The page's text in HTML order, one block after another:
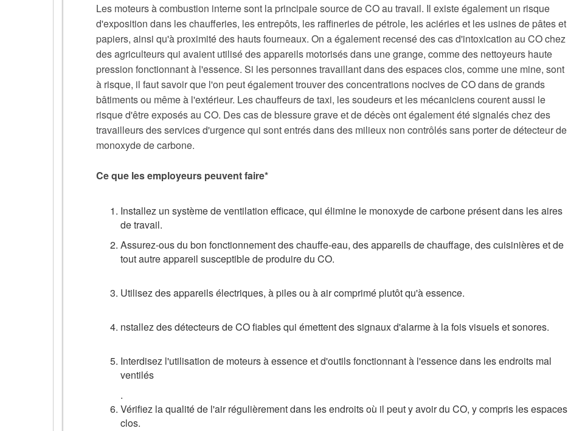
Les moteurs à combustion interne sont la principale source de CO au travail. Il existe également un risque
d'exposition dans les chaufferies, les entrepôts, les raffineries de pétrole, les aciéries et les usines de pâtes et
papiers, ainsi qu'à proximité des hauts fourneaux. On a également recensé des cas d'intoxication au CO chez
des agriculteurs qui avaient utilisé des appareils motorisés dans une grange, comme des nettoyeurs haute
pression fonctionnant à l'essence. Si les personnes travaillant dans des espaces clos, comme une mine, sont
à risque, il faut savoir que l'on peut également trouver des concentrations nocives de CO dans de grands
bâtiments ou même à l'extérieur. Les chauffeurs de taxi, les soudeurs et les mécaniciens courent aussi le
risque d'être exposés au CO. Des cas de blessure grave et de décès ont également été signalés chez des
travailleurs des services d'urgence qui sont entrés dans des milieux non contrôlés sans porter de détecteur de
monoxyde de carbone.
Ce que les employeurs peuvent faire*
Installez un système de ventilation efficace, qui élimine le monoxyde de carbone présent dans les aires
de travail.
Assurez-ous du bon fonctionnement des chauffe-eau, des appareils de chauffage, des cuisinières et de
tout autre appareil susceptible de produire du CO.
Utilisez des appareils électriques, à piles ou à air comprimé plutôt qu'à essence.
nstallez des détecteurs de CO fiables qui émettent des signaux d'alarme à la fois visuels et sonores.
Interdisez l'utilisation de moteurs à essence et d'outils fonctionnant à l'essence dans les endroits mal
ventilés
.
Vérifiez la qualité de l'air régulièrement dans les endroits où il peut y avoir du CO, y compris les espaces
clos.